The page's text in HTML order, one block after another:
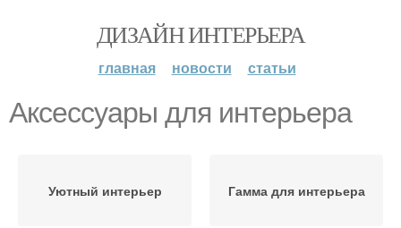
ДИЗАЙН ИНТЕРЬЕРА
главная новости статьи
Аксессуары для интерьера
Уютный интерьер Гамма для интерьера